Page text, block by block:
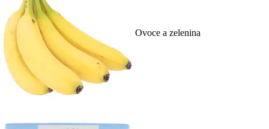
Ovoce a zelenina